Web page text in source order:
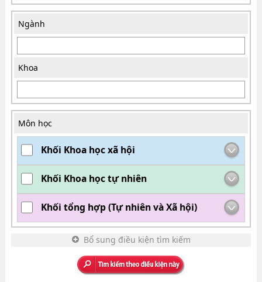
Ngành
Khoa
Môn học
Khối Khoa học xã hội
Khối Khoa học tự nhiên
Khối tổng hợp (Tự nhiên và Xã hội)
Bổ sung điều kiện tìm kiếm